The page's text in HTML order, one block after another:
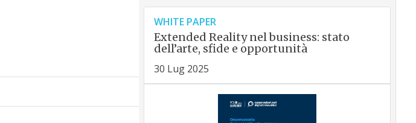
WHITE PAPER
Extended Reality nel business: stato
dell’arte, sfide e opportunità
30 Lug 2025